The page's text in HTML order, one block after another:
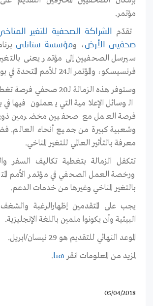
مؤتمر.
تقدّم
الشراكة الصحفية للتغير
صحفيي الأرض ، ومؤسسة ستانلي
سيرسل الصحفيين إلى مؤتمر يعنى
فرنسيسكو، والمؤتمر الـ24 للأمم المتحدة في بولندا.
وستوفر هذه الزمالة لـ20
الوسائل الإعلامية التي يعملون فيها
فرصة العمل مع صحفيين مخضرمين
وشعبية كبيرة من جميع أنحاء العالم.
معرفة بالتأثير العالمي للتغير المناخي.
تتكفل الزمالة بتغطية تكاليف السفر
ورخصة العمل الصحفي في مؤتمر الأمم
بالتغير المناخي وغيرها من خدمات الدعم.
يجب على المتقدمين إظهارالرغبة والشغف
البيئية وأن يكونوا ملمين باللغة الإنجليزية.
الموعد النهائي للتقديم هو 29 نيسان/ابريل.
لمزيد من المعلومات انقر هنا.
05/04/2018